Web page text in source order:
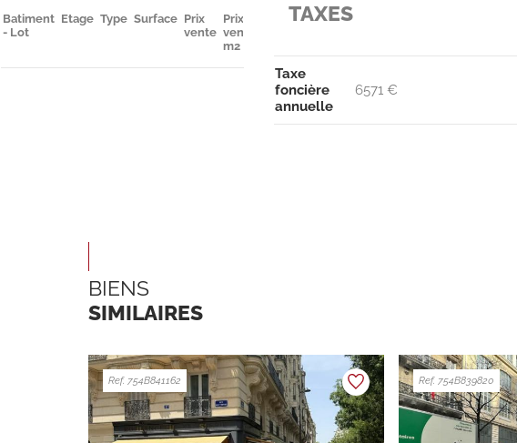
Batiment
- Lot
Etage Type Surface Prix
vente
Prix
vente
m2
Parkings Disponibilité
TAXES
Taxe
foncière
annuelle
6571 €
BIENS
SIMILAIRES
Ref. 754B841162 Ref. 754B839820